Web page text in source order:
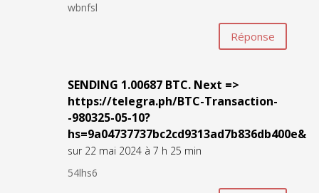
wbnfsl
Réponse
SЕNDING 1.00687 ВТС. Nехt =>
https://telegra.ph/BTC-Transaction-
-980325-05-10?
hs=9a04737737bc2cd9313ad7b836db400e&
sur 22 mai 2024 à 7 h 25 min
54lhs6